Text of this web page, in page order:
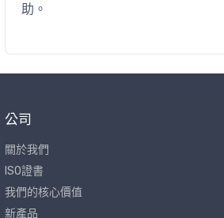
助。
公司
關於我們
ISO證書
我們的核心價值
新產品